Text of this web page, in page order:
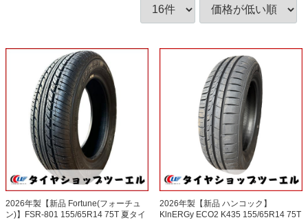
2026年製【新品 Fortune(フォーチュ
ン)】FSR-801 155/65R14 75T 夏タイ
2026年製【新品 ハンコック】
KlnERGy ECO2 K435 155/65R14 75T